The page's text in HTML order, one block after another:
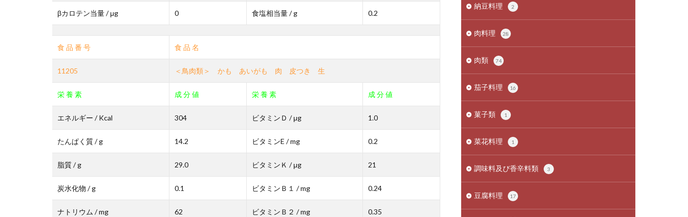
βカロテン当量 / μg 0 食塩相当量 / g 0.2
食 品 番 号 食 品 名
11205 ＜鳥肉類＞ かも あいがも 肉 皮つき 生
栄 養 素 成 分 値 栄 養 素 成 分 値
エネルギー / Kcal 304 ビタミンＤ / μg 1.0
たんぱく質 / g 14.2 ビタミンE / mg 0.2
脂質 / g 29.0 ビタミンＫ / μg 21
炭水化物 / g 0.1 ビタミンＢ１ / mg 0.24
ナトリウム / mg 62 ビタミンＢ２ / mg 0.35
納豆料理 2
肉料理 28
肉類 74
茄子料理 16
菓子類 1
菜花料理 1
調味料及び香辛料類 3
豆腐料理 17